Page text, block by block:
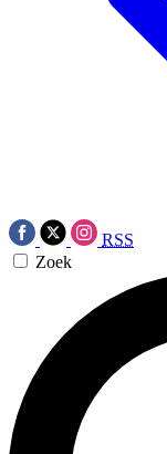
RSS
Zoek